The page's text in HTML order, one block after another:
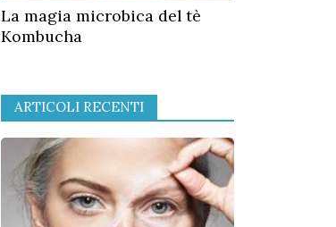
La magia microbica del tè
Kombucha
ARTICOLI RECENTI